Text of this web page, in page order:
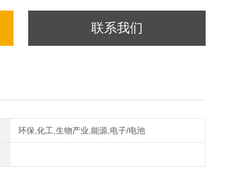
联系我们
环保,化工,生物产业,能源,电子/电池